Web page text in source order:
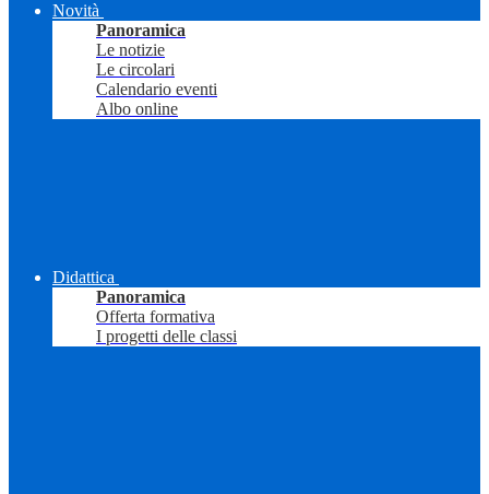
Novità
Panoramica
Le notizie
Le circolari
Calendario eventi
Albo online
Didattica
Panoramica
Offerta formativa
I progetti delle classi